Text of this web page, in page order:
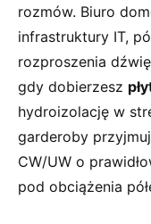
rozmów. Biuro
infrastruktury IT,
rozproszenia
gdy dobierzesz
hydroizolację w
garderoby
CW/UW o
pod obciążenia